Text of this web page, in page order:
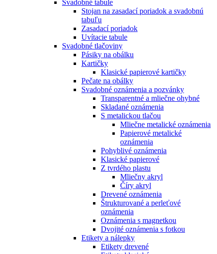
Svadobné tabule
Stojan na zasadací poriadok a svadobnú
tabuľu
Zasadací poriadok
Uvítacie tabule
Svadobné tlačoviny
Pásiky na obálku
Kartičky
Klasické papierové kartičky
Pečate na obálky
Svadobné oznámenia a pozvánky
Transparentné a mliečne ohybné
Skladané oznámenia
S metalickou tlačou
Mliečne metalické oznámenia
Papierové metalické
oznámenia
Pohyblivé oznámenia
Klasické papierové
Z tvrdého plastu
Mliečny akryl
Číry akryl
Drevené oznámenia
Štrukturované a perleťové
oznámenia
Oznámenia s magnetkou
Dvojité oznámenia s fotkou
Etikety a nálepky
Etikety drevené